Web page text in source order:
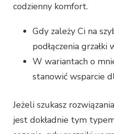
codzienny komfort.
Gdy zależy Ci na
podłączenia grzałki
W wariantach o
stanowić wsparcie
Jeżeli szukasz
jest dokładnie tym